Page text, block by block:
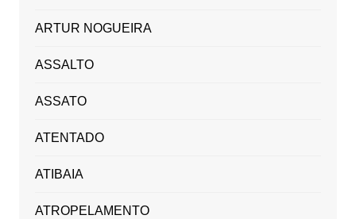
ARTUR NOGUEIRA
ASSALTO
ASSATO
ATENTADO
ATIBAIA
ATROPELAMENTO